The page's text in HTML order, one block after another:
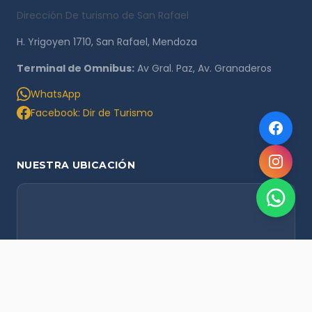
Dirección De turismo de San Rafael
H. Yrigoyen 1710, San Rafael, Mendoza
Terminal de Omnibus: Av Gral. Paz, Av. Granaderos
WhatsApp
Facebook: Dir de Turismo
NUESTRA UBICACIÓN